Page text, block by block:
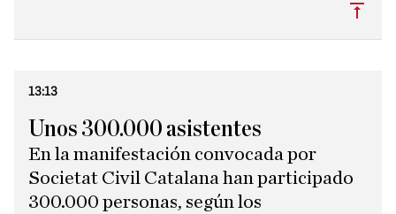
13:13
Unos 300.000 asistentes
En la manifestación convocada por
Societat Civil Catalana han participado
300.000 personas, según los